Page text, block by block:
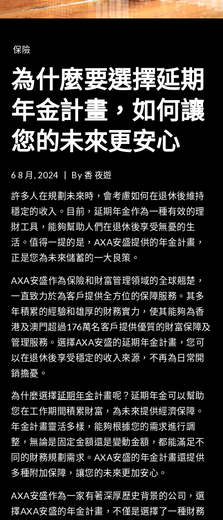
保險
為什麼要選擇延期
年金計畫，如何讓
您的未來更安心
6 8 月, 2024 By香 夜遊
許多人在規劃未來時，會考慮如何在退休後維持
穩定的收入。目前，延期年金作為一種有效的理
財工具，能夠幫助人們在退休後享受無憂的生
活。值得一提的是，AXA安盛提供的年金計畫，
正是您為未來儲蓄的一大良策。
AXA安盛作為保險和財富管理領域的全球翹楚，
一直致力於為客戶提供全方位的保障服務。其多
年積累的經驗和雄厚的財務實力，使其能夠為香
港及澳門超過176萬名客戶提供優質的財富保障及
管理服務。選擇AXA安盛的延期年金計畫，您可
以在退休後享受穩定的收入來源，不再為日常開
銷擔憂。
為什麼選擇延期年金計畫呢？延期年金可以幫助
您在工作期間積累財富，為未來提供經濟保障。
年金計畫靈活多樣，能夠根據您的需求進行調
整，無論是固定金額還是變動金額，都能滿足不
同的財務規劃需求。AXA安盛的年金計畫還提供
多種附加保障，讓您的未來更加安心。
AXA安盛作為一家有著深厚歷史背景的公司，選
擇AXA安盛的年金計畫，不僅是選擇了一種財務